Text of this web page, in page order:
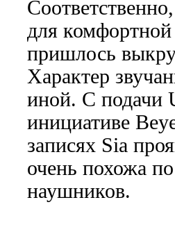
для
пришлось
Характер
иной. С подачи
инициативе
записях Sia
очень похожа
наушников.